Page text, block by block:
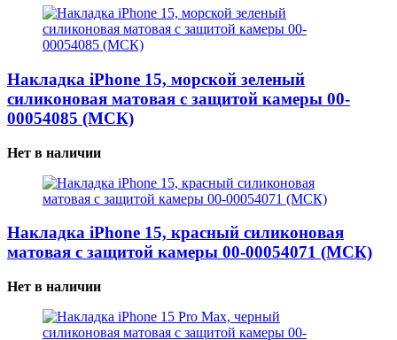
Накладка iPhone 15, морской зеленый
силиконовая матовая с защитой камеры 00-
00054085 (МСК)
Нет в наличии
Накладка iPhone 15, красный силиконовая
матовая с защитой камеры 00-00054071 (МСК)
Нет в наличии